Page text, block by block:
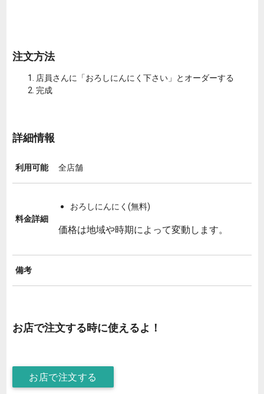
注文方法
店員さんに「おろしにんにく下さい」とオーダーする
完成
詳細情報
利用可能 全店舗
料金詳細
おろしにんにく(無料)
価格は地域や時期によって変動します。
備考
お店で注文する時に使えるよ！
お店で注文する